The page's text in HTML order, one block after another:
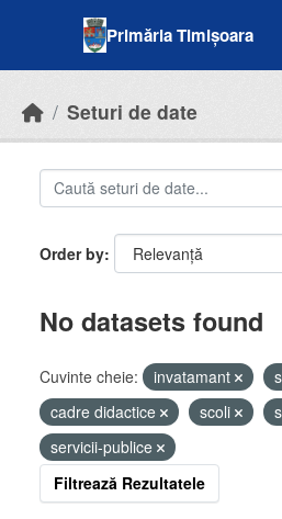
Primăria Timișoara
Seturi de date
Order by
No datasets found
Cuvinte cheie: invatamant
cadre didactice
scoli
servicii-publice
Filtrează Rezultatele